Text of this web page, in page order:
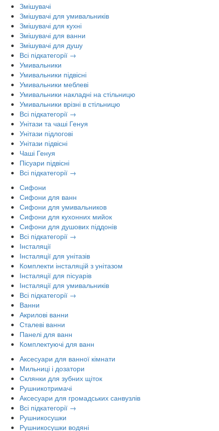
Змішувачі
Змішувачі для умивальників
Змішувачі для кухні
Змішувачі для ванни
Змішувачі для душу
Всі підкатегорії →
Умивальники
Умивальники підвісні
Умивальники меблеві
Умивальники накладні на стільницю
Умивальники врізні в стільницю
Всі підкатегорії →
Унітази та чаші Генуя
Унітази підлогові
Унітази підвісні
Чаші Генуя
Пісуари підвісні
Всі підкатегорії →
Сифони
Сифони для ванн
Сифони для умивальников
Сифони для кухонних мийок
Сифони для душових піддонів
Всі підкатегорії →
Інсталяції
Інсталяції для унітазів
Комплекти інсталяцій з унітазом
Інсталяції для пісуарів
Інсталяції для умивальників
Всі підкатегорії →
Ванни
Акрилові ванни
Сталеві ванни
Панелі для ванн
Комплектуючі для ванн
Аксесуари для ванної кімнати
Мильниці і дозатори
Склянки для зубних щіток
Рушникотримачі
Аксесуари для громадських санвузлів
Всі підкатегорії →
Рушникосушки
Рушникосушки водяні